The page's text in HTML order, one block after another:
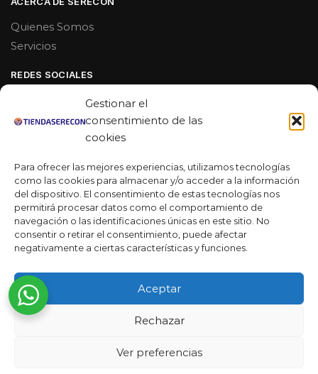
Gestionar el
consentimiento de las
cookies
Para ofrecer las mejores experiencias, utilizamos tecnologías
como las cookies para almacenar y/o acceder a la información
del dispositivo. El consentimiento de estas tecnologías nos
permitirá procesar datos como el comportamiento de
navegación o las identificaciones únicas en este sitio. No
consentir o retirar el consentimiento, puede afectar
negativamente a ciertas características y funciones.
Aceptar
Rechazar
Ver preferencias
Quienes Somos
Servicios
REDES SOCIALES
Linkedin
MAS DE 50 RESEÑAS
★★★★★
La verdad es que fue una compra muy económica, la
día. ¡Estoy muy satisfecha con la atención al cliente y el
servicio!
Desarrollado por